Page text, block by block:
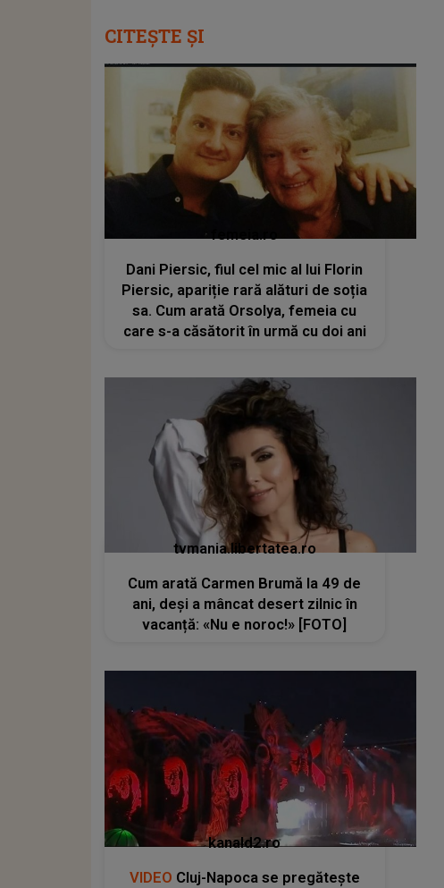
CITEȘTE ȘI
femeia.ro
Dani Piersic, fiul cel mic al lui Florin
Piersic, apariție rară alături de soția
sa. Cum arată Orsolya, femeia cu
care s-a căsătorit în urmă cu doi ani
tvmania.libertatea.ro
Cum arată Carmen Brumă la 49 de
ani, deși a mâncat desert zilnic în
vacanță: «Nu e noroc!» [FOTO]
kanald2.ro
VIDEO Cluj-Napoca se pregătește